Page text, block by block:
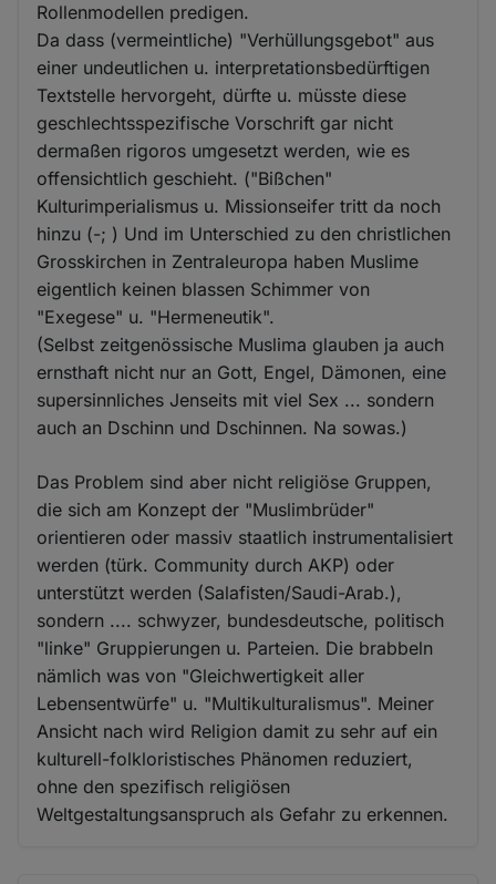
Rollenmodellen predigen.
Da dass (vermeintliche) "Verhüllungsgebot" aus
einer undeutlichen u. interpretationsbedürftigen
Textstelle hervorgeht, dürfte u. müsste diese
geschlechtsspezifische Vorschrift gar nicht
dermaßen rigoros umgesetzt werden, wie es
offensichtlich geschieht. ("Bißchen"
Kulturimperialismus u. Missionseifer tritt da noch
hinzu (-; ) Und im Unterschied zu den christlichen
Grosskirchen in Zentraleuropa haben Muslime
eigentlich keinen blassen Schimmer von
"Exegese" u. "Hermeneutik".
(Selbst zeitgenössische Muslima glauben ja auch
ernsthaft nicht nur an Gott, Engel, Dämonen, eine
supersinnliches Jenseits mit viel Sex ... sondern
auch an Dschinn und Dschinnen. Na sowas.)
Das Problem sind aber nicht religiöse Gruppen,
die sich am Konzept der "Muslimbrüder"
orientieren oder massiv staatlich instrumentalisiert
werden (türk. Community durch AKP) oder
unterstützt werden (Salafisten/Saudi-Arab.),
sondern .... schwyzer, bundesdeutsche, politisch
"linke" Gruppierungen u. Parteien. Die brabbeln
nämlich was von "Gleichwertigkeit aller
Lebensentwürfe" u. "Multikulturalismus". Meiner
Ansicht nach wird Religion damit zu sehr auf ein
kulturell-folkloristisches Phänomen reduziert,
ohne den spezifisch religiösen
Weltgestaltungsanspruch als Gefahr zu erkennen.